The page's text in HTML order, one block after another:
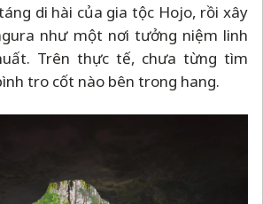
di hài của gia tộc Hojo, rồi xây
như một nơi tưởng niệm linh
Trên thực tế, chưa từng tìm
tro cốt nào bên trong hang.